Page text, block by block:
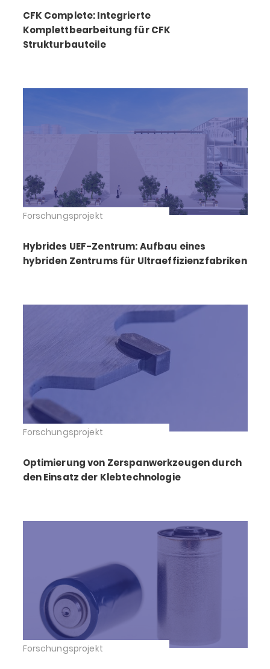
CFK Complete: Integrierte
Komplettbearbeitung für CFK
Strukturbauteile
Forschungsprojekt
Hybrides UEF-Zentrum: Aufbau eines
hybriden Zentrums für Ultraeffizienzfabriken
Forschungsprojekt
Optimierung von Zerspanwerkzeugen durch
den Einsatz der Klebtechnologie
Forschungsprojekt